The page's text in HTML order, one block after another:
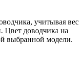
учитывая вес
Цвет доводчика на
выбранной модели.